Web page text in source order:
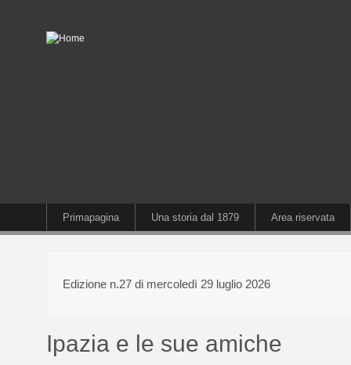
Primapagina Una storia dal 1879 Area riservata
Edizione n.27 di mercoledì 29 luglio 2026
Ipazia e le sue amiche